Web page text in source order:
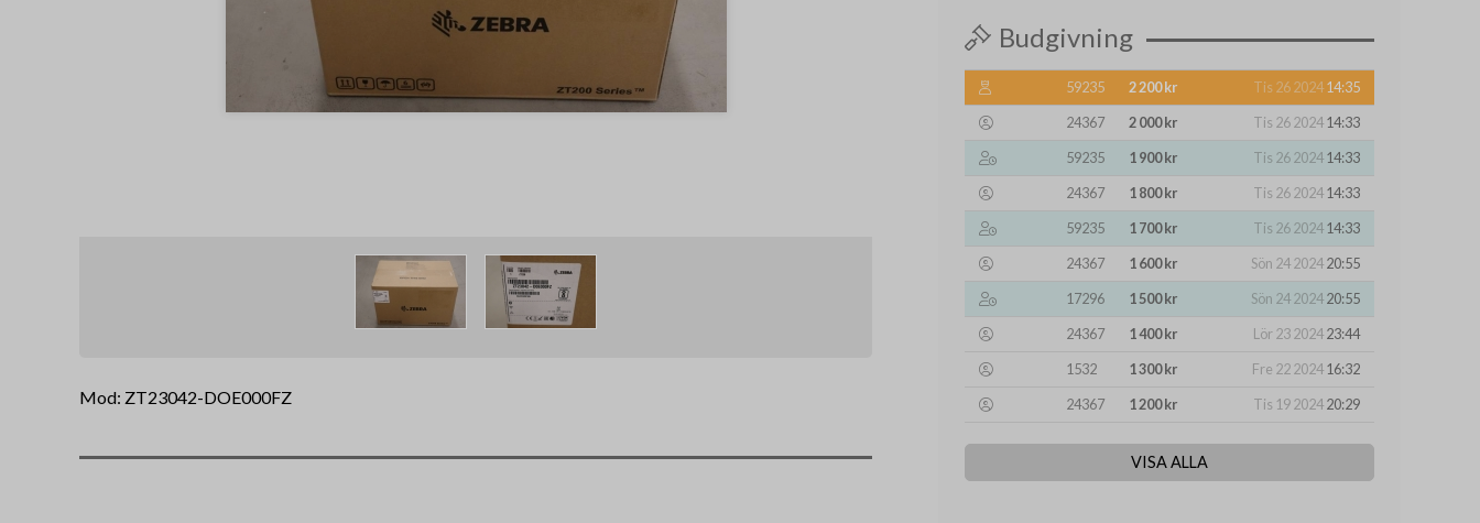
Mod: ZT23042-DOE000FZ
Budgivning
59235 2 200 kr Tis 26 202414:35
24367
2 000 kr Tis 26 202414:33
59235
1 900 kr Tis 26 202414:33
24367
1 800 kr Tis 26 202414:33
59235
1 700 kr Tis 26 202414:33
24367
1 600 kr Sön 24 202420:55
17296
1 500 kr Sön 24 202420:55
24367
1 400 kr Lör 23 202423:44
1532
1 300 kr Fre 22 202416:32
24367
1 200 kr Tis 19 202420:29
VISA ALLA